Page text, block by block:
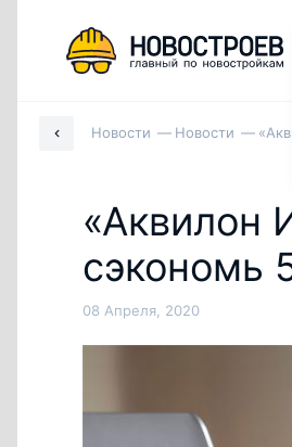
Новости Новости
«Аквилон
сэкономь
08 Апреля, 2020